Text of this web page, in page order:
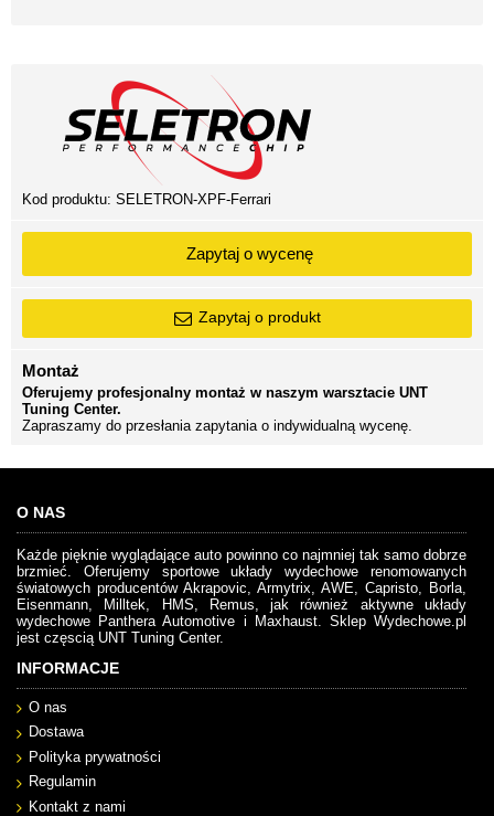
Kod produktu: SELETRON-XPF-Ferrari
Zapytaj o wycenę
Zapytaj o produkt
Montaż
Oferujemy profesjonalny montaż w naszym warsztacie UNT
Tuning Center.
Zapraszamy do przesłania zapytania o indywidualną wycenę.
O NAS
Każde pięknie wyglądające auto powinno co najmniej tak samo dobrze
brzmieć. Oferujemy sportowe układy wydechowe renomowanych
światowych producentów Akrapovic, Armytrix, AWE, Capristo, Borla,
Eisenmann, Milltek, HMS, Remus, jak również aktywne układy
wydechowe Panthera Automotive i Maxhaust. Sklep Wydechowe.pl
jest częscią UNT Tuning Center.
INFORMACJE
O nas
Dostawa
Polityka prywatności
Regulamin
Kontakt z nami